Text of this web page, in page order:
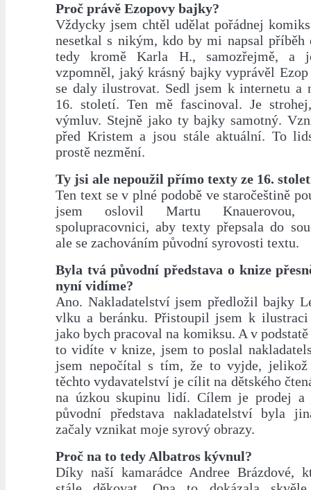
Proč právě Ezopovy bajky?
Vždycky jsem chtěl udělat pořádnej
nesetkal s nikým, kdo by mi napsal příběh
tedy kromě Karla H., samozřejmě, a
vzpomněl, jaký krásný bajky vyprávěl
se daly ilustrovat. Sedl jsem k internetu a
16. století. Ten mě fascinoval. Je
výmluv. Stejně jako ty bajky samotný.
před Kristem a jsou stále aktuální. To
prostě nezmění.
Ty jsi ale nepoužil přímo texty ze 16.
Ten text se v plné podobě ve staročeštině
jsem oslovil Martu
spolupracovnici, aby texty přepsala do
ale se zachováním původní syrovosti textu.
Byla tvá původní představa o knize
nyní vidíme?
Ano. Nakladatelství jsem předložil bajky
vlku a beránku. Přistoupil jsem k
jako bych pracoval na komiksu. A v
to vidíte v knize, jsem to poslal
jsem nepočítal s tím, že to vyjde,
těchto vydavatelství je cílit na dětského
na úzkou skupinu lidí. Cílem je prodej a
původní představa nakladatelství byla
začaly vznikat moje syrový obrazy.
Proč na to tedy Albatros kývnul?
Díky naší kamarádce Andree Brázdové,